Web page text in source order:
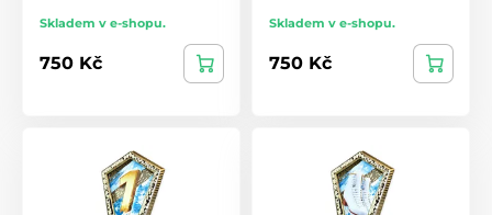
Skladem v e-shopu.
750 Kč
Skladem v e-shopu.
750 Kč